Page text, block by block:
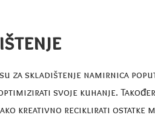
za skladištenje namirnica
svoje kuhanje.
kreativno reciklirati ostatke